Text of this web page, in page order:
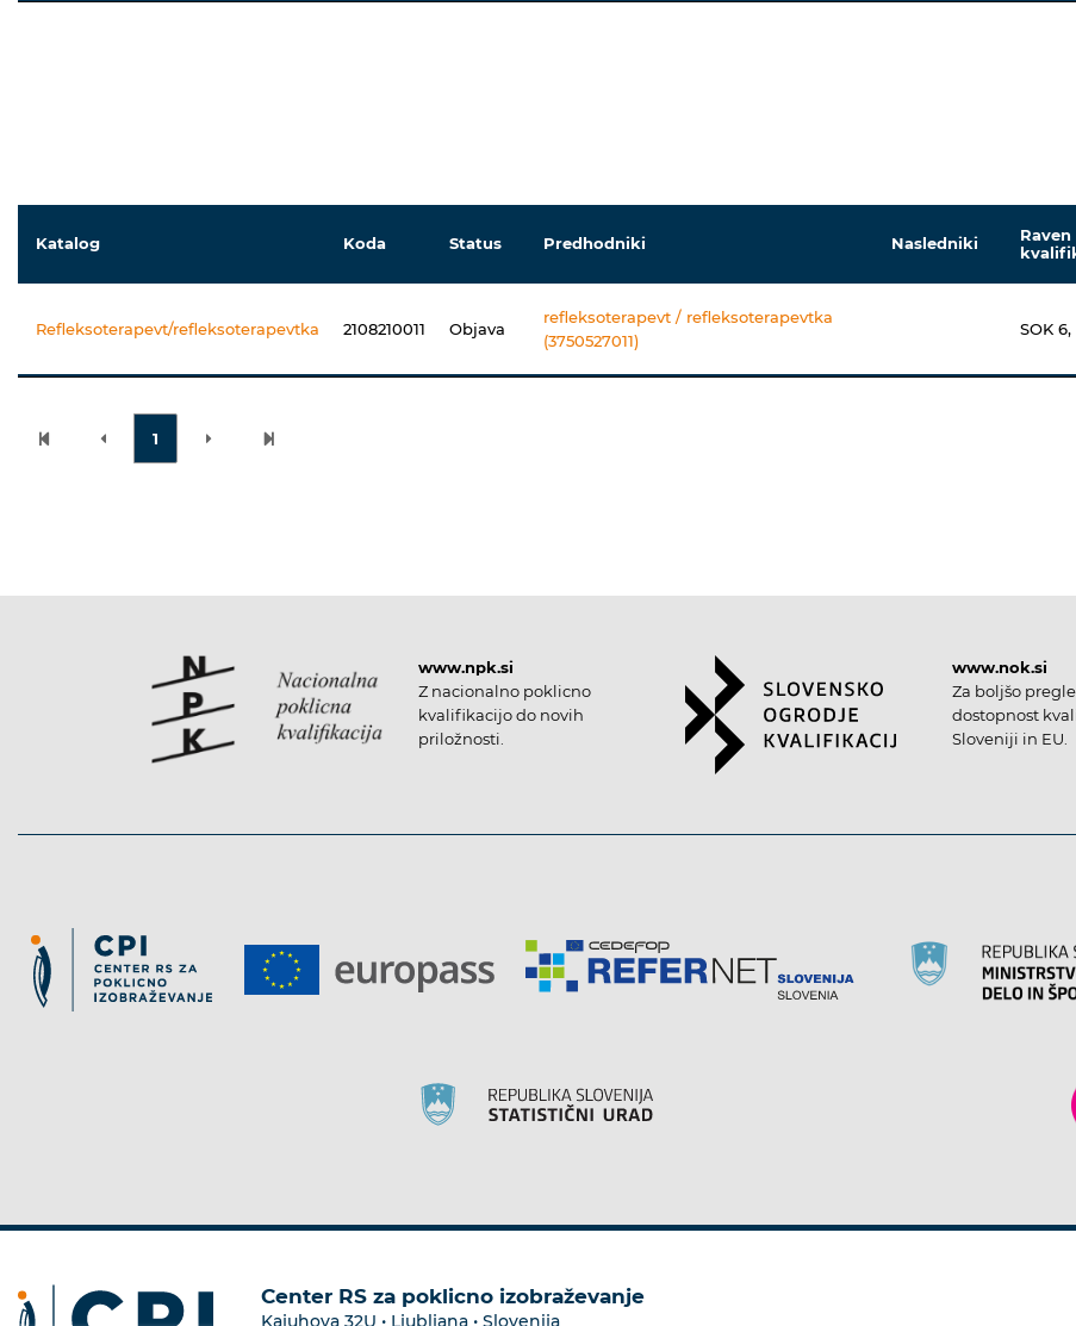
Katalog Koda Status Predhodniki Nasledniki
Raven
Refleksoterapevt/refleksoterapevtka 2108210011 Objava
refleksoterapevt / refleksoterapevtka
(3750527011)
SOK 6,
1
www.npk.si
Z nacionalno poklicno
kvalifikacijo do novih
priložnosti.
www.nok.si
Za boljšo
dostopnost
Sloveniji in EU.
Center RS za poklicno izobraževanje
Kajuhova 32U • Ljubljana • Slovenija